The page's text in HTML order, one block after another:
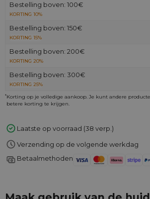
Bestelling boven: 100€
KORTING 10%
Bestelling boven: 150€
KORTING 15%
Bestelling boven: 200€
KORTING 20%
Bestelling boven: 300€
KORTING 25%
*Korting op je volledige aankoop. Je kunt andere
betere korting te krijgen.
Laatste op voorraad (38 verp.)
Verzending op de volgende werkdag
Betaalmethoden